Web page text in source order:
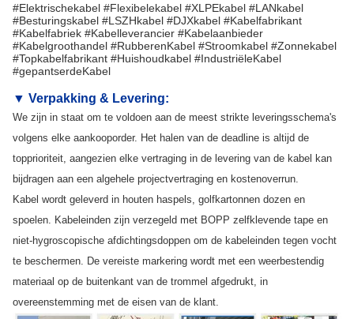
#Elektrischekabel #Flexibelekabel #XLPEkabel #LANkabel
#Besturingskabel #LSZHkabel #DJXkabel #Kabelfabrikant
#Kabelfabriek #Kabelleverancier #Kabelaanbieder
#Kabelgroothandel #RubberenKabel #Stroomkabel #Zonnekabel
#Topkabelfabrikant #Huishoudkabel #IndustriëleKabel
#gepantserdeKabel
▼ Verpakking & Levering:
We zijn in staat om te voldoen aan de meest strikte leveringsschema's
volgens elke aankooporder. Het halen van de deadline is altijd de
topprioriteit, aangezien elke vertraging in de levering van de kabel kan
bijdragen aan een algehele projectvertraging en kostenoverrun.
Kabel wordt geleverd in houten haspels, golfkartonnen dozen en
spoelen. Kabeleinden zijn verzegeld met BOPP zelfklevende tape en
niet-hygroscopische afdichtingsdoppen om de kabeleinden tegen vocht
te beschermen. De vereiste markering wordt met een weerbestendig
materiaal op de buitenkant van de trommel afgedrukt, in
overeenstemming met de eisen van de klant.